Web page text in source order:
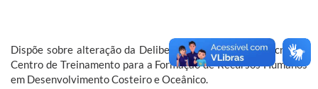
Dispõe sobre alteração da Deliberação Nº 004/95 que criou o
Centro de Treinamento para a Formação de Recursos Humanos
em Desenvolvimento Costeiro e Oceânico.